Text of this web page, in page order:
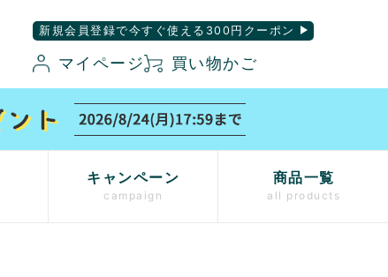
新規会員登録で今すぐ使える300円クーポン
マイページ 買い物かご
キャンペーン
campaign
商品一覧
all products